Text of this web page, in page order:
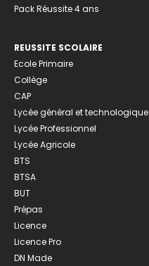
Pack Réussite 4 ans
REUSSITE SCOLAIRE
Ecole Primaire
Collège
CAP
Lycée général et technologique
Lycée Professionnel
Lycée Agricole
BTS
BTSA
BUT
Prépas
Licence
Licence Pro
DN Made